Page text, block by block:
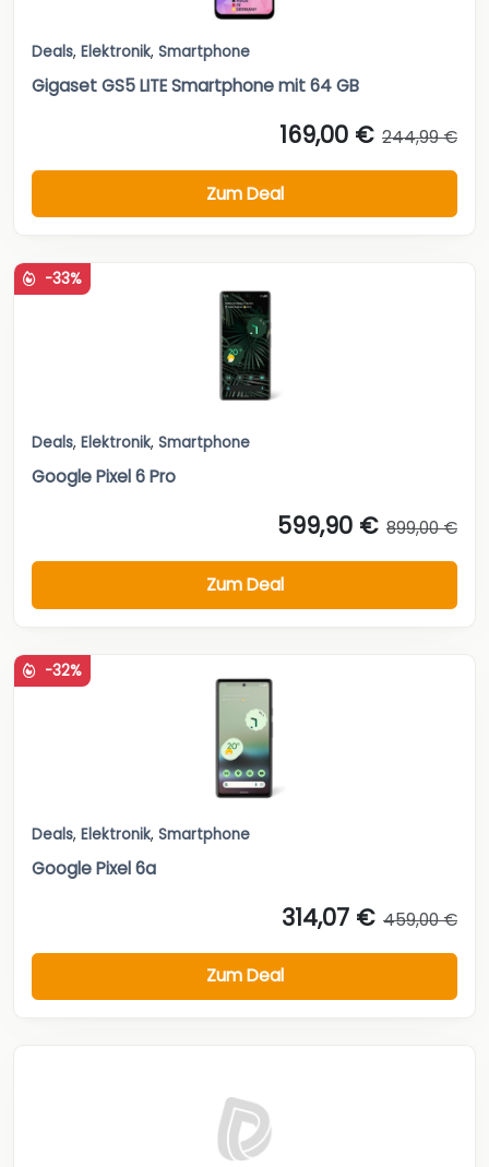
Deals, Elektronik, Smartphone
Gigaset GS5 LITE Smartphone mit 64 GB
169,00 € 244,99 €
Zum Deal
-33%
Deals, Elektronik, Smartphone
Google Pixel 6 Pro
599,90 € 899,00 €
Zum Deal
-32%
Deals, Elektronik, Smartphone
Google Pixel 6a
314,07 € 459,00 €
Zum Deal